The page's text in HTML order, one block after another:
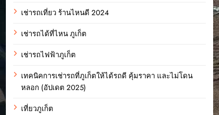
เช่ารถเที่ยว ร้านไหนดี 2024
เช่ารถได้ที่ไหน ภูเก็ต
เช่ารถไฟฟ้าภูเก็ต
เทคนิคการเช่ารถที่ภูเก็ตให้ได้รถดี คุ้มราคา และไม่โดน
หลอก (อัปเดต 2025)
เที่ยวภูเก็ต